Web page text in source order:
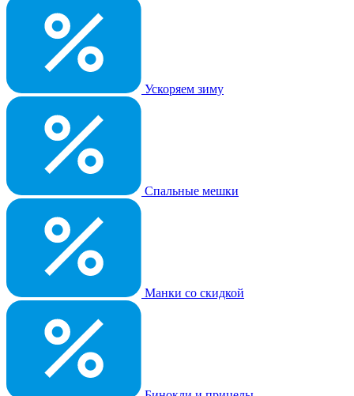
Ускоряем зиму
Спальные мешки
Манки со скидкой